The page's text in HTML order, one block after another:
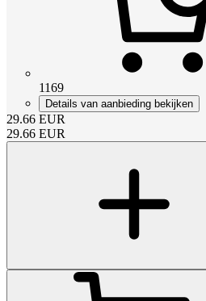
1169
Details van aanbieding bekijken
29.66 EUR
29.66 EUR